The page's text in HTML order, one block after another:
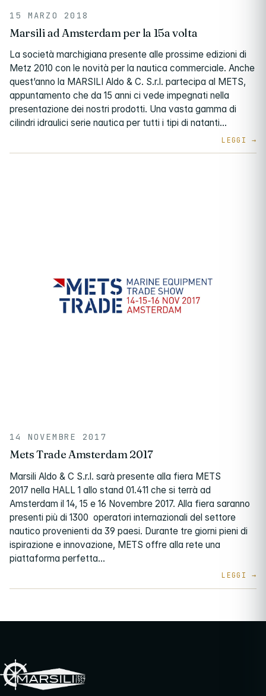
15 MARZO 2018
Marsili ad Amsterdam per la 15a volta
La società marchigiana presente alle prossime edizioni di
Metz 2010 con le novità per la nautica commerciale. Anche
quest’anno la MARSILI Aldo & C. S.r.l. partecipa al METS,
appuntamento che da 15 anni ci vede impegnati nella
presentazione dei nostri prodotti. Una vasta gamma di
cilindri idraulici serie nautica per tutti i tipi di natanti…
14 NOVEMBRE 2017
Mets Trade Amsterdam 2017
Marsili Aldo & C S.r.l. sarà presente alla fiera METS
2017 nella HALL 1 allo stand 01.411 che si terrà ad
Amsterdam il 14, 15 e 16 Novembre 2017. Alla fiera saranno
presenti più di 1300 operatori internazionali del settore
nautico provenienti da 39 paesi. Durante tre giorni pieni di
ispirazione e innovazione, METS offre alla rete una
piattaforma perfetta…